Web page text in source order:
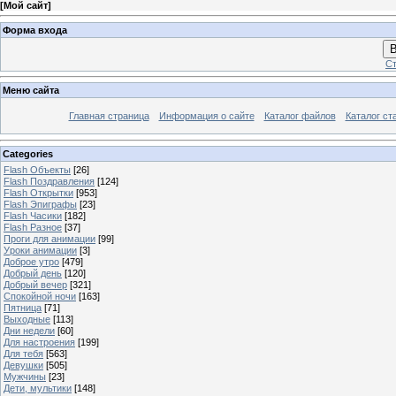
[Мой сайт]
Форма входа
Меню сайта
Главная страница Информация о сайте Каталог файлов Каталог
Categories
Flash Объекты [26]
Flash Поздравления [124]
Flash Открытки [953]
Flash Эпиграфы [23]
Flash Часики [182]
Flash Разное [37]
Проги для анимации [99]
Уроки анимации [3]
Доброе утро [479]
Добрый день [120]
Добрый вечер [321]
Спокойной ночи [163]
Пятница [71]
Выходные [113]
Дни недели [60]
Для настроения [199]
Для тебя [563]
Девушки [505]
Мужчины [23]
Дети, мультики [148]